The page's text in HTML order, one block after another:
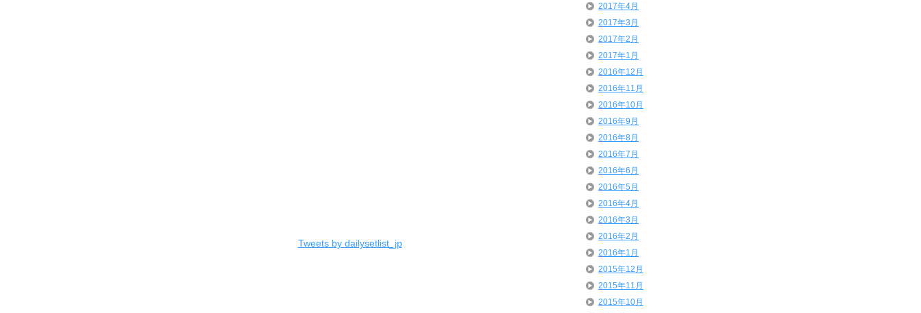
Tweets by dailysetlist_jp
2017年4月
2017年3月
2017年2月
2017年1月
2016年12月
2016年11月
2016年10月
2016年9月
2016年8月
2016年7月
2016年6月
2016年5月
2016年4月
2016年3月
2016年2月
2016年1月
2015年12月
2015年11月
2015年10月